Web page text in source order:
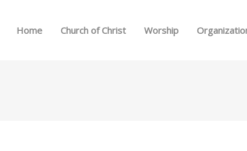
Home Church of Christ Worship